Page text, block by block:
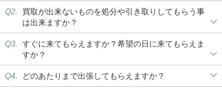
Q2.
買取が出来ないものを処分や引き取りしてもらう事
は出来ますか？
Q3.
すぐに来てもらえますか？希望の日に来てもらえま
すか？
Q4. どのあたりまで出張してもらえますか？